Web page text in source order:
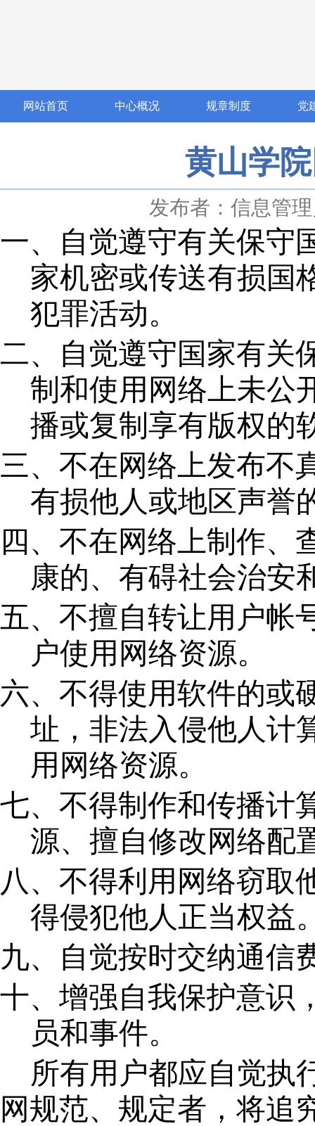
网站首页 中心概况 规章制度 党
黄山学
发布者：信息管
一、自觉遵守有关保守
家机密或传送有损国
犯罪活动。
二、自觉遵守国家有关
制和使用网络上未公
播或复制享有版权的
三、不在网络上发布不
有损他人或地区声誉
四、不在网络上制作、
康的、有碍社会治安
五、不擅自转让用户帐
户使用网络资源。
六、不得使用软件的或
址，非法入侵他人计
用网络资源。
七、不得制作和传播计
源、擅自修改网络配
八、不得利用网络窃取
得侵犯他人正当权益
九、自觉按时交纳通信
十、增强自我保护意识
员和事件。
所有用户都应自觉执
网规范、规定者，将追